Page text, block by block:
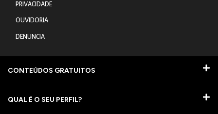
PRIVACIDADE
OUVIDORIA
DENUNCIA
CONTEÚDOS GRATUITOS
QUAL É O SEU PERFIL?